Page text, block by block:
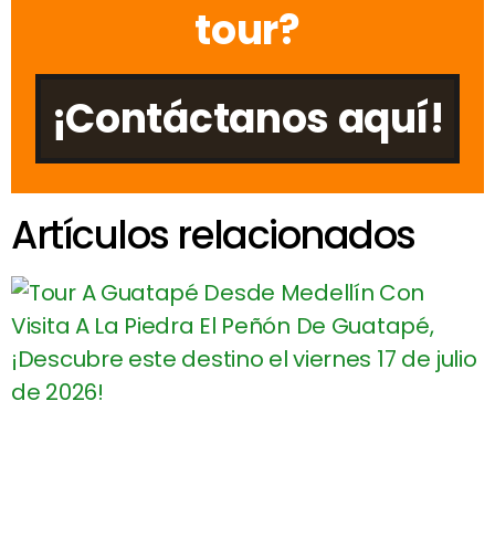
tour?
¡Contáctanos aquí!
Artículos relacionados